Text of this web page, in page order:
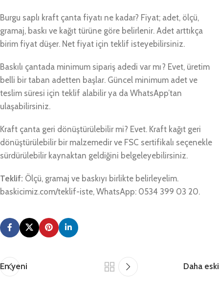
Burgu saplı kraft çanta fiyatı ne kadar? Fiyat; adet, ölçü,
gramaj, baskı ve kağıt türüne göre belirlenir. Adet arttıkça
birim fiyat düşer. Net fiyat için teklif isteyebilirsiniz.
Baskılı çantada minimum sipariş adedi var mı? Evet, üretim
belli bir taban adetten başlar. Güncel minimum adet ve
teslim süresi için teklif alabilir ya da WhatsApp’tan
ulaşabilirsiniz.
Kraft çanta geri dönüştürülebilir mi? Evet. Kraft kağıt geri
dönüştürülebilir bir malzemedir ve FSC sertifikalı seçenekle
sürdürülebilir kaynaktan geldiğini belgeleyebilirsiniz.
Teklif: Ölçü, gramaj ve baskıyı birlikte belirleyelim.
baskicimiz.com/teklif-iste, WhatsApp: 0534 399 03 20.
En yeni Daha eski